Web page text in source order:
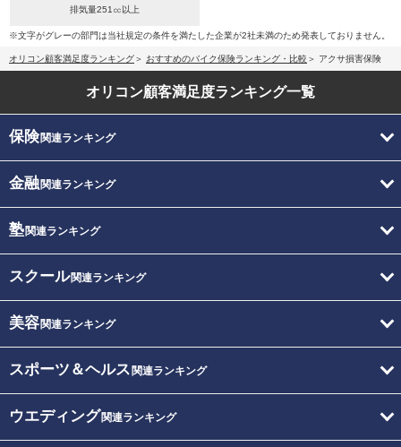
排気量251㏄以上
※文字がグレーの部門は当社規定の条件を満たした企業が2社未満のため発表しておりません。
オリコン顧客満足度ランキング おすすめのバイク保険ランキング・比較 アクサ損害保険
オリコン顧客満足度ランキング一覧
保険関連ランキング
金融関連ランキング
塾関連ランキング
スクール関連ランキング
美容関連ランキング
スポーツ＆ヘルス 関連ランキング
ウエディング関連ランキング